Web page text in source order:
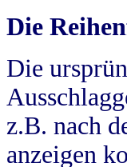
Die
Die
z.B. nach
anzeigen